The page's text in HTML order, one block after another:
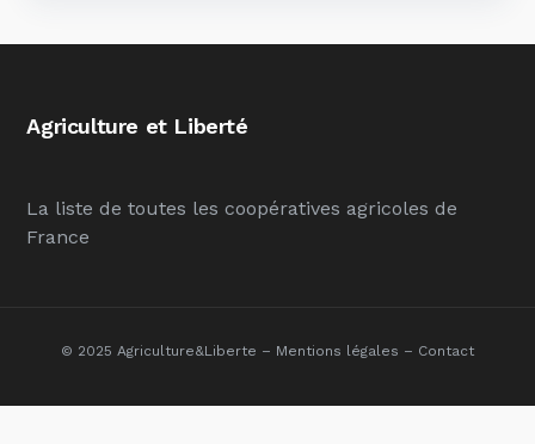
Agriculture et Liberté
La liste de toutes les coopératives agricoles de
France
© 2025 Agriculture&Liberte – Mentions légales – Contact